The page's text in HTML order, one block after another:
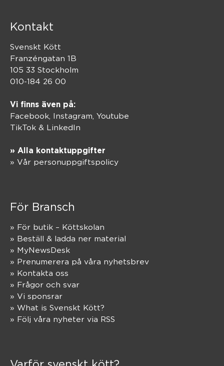
Kontakt
Svenskt Kött
Franzéngatan 1B
105 33 Stockholm
010-184 26 00
Vi finns även på:
Facebook, Instagram Youtube
TikTok & LinkedIn
» Alla kontaktuppgifter
» Vår personuppgiftspolicy
För Bransch
» För butik – Köttskolan
» Beställ & ladda ner material
» MyNewsDesk
» Prenumerera på våra nyhetsbrev
» Kontakta oss
» Frågor och svar
» Vi sponsrar
» What is Svenskt Kött?
» Följ våra nyheter via RSS